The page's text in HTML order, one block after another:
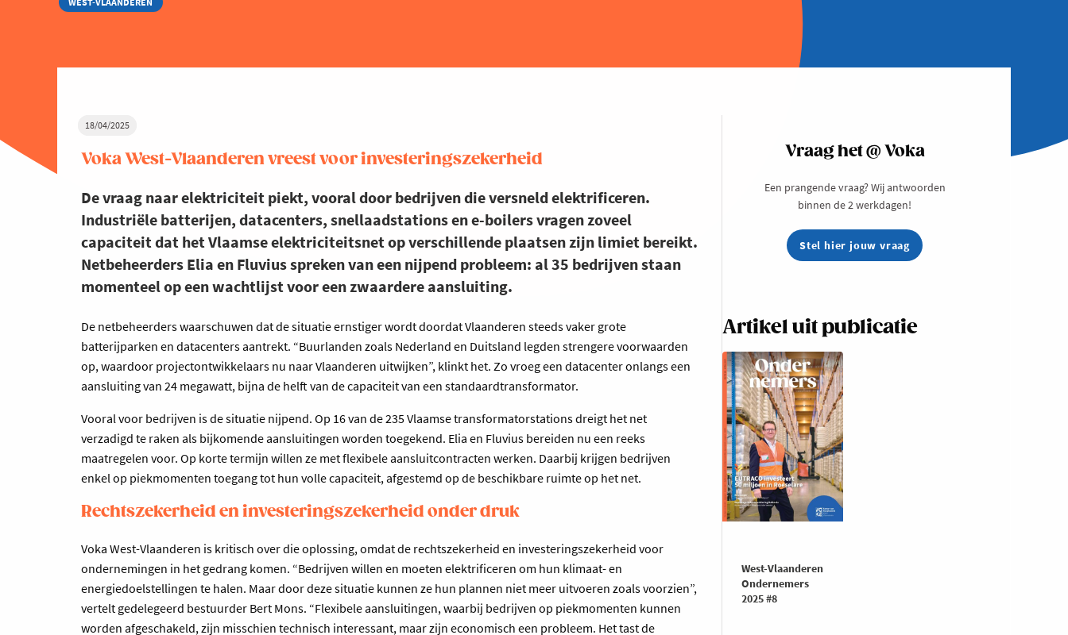
WEST-VLAANDEREN
18/04/2025
Voka West-Vlaanderen vreest voor investeringszekerheid
De vraag naar elektriciteit piekt, vooral door bedrijven die versneld elektrificeren.
Industriële batterijen, datacenters, snellaadstations en e-boilers vragen zoveel
capaciteit dat het Vlaamse elektriciteitsnet op verschillende plaatsen zijn limiet bereikt.
Netbeheerders Elia en Fluvius spreken van een nijpend probleem: al 35 bedrijven staan
momenteel op een wachtlijst voor een zwaardere aansluiting.
De netbeheerders waarschuwen dat de situatie ernstiger wordt doordat Vlaanderen steeds vaker grote
batterijparken en datacenters aantrekt. “Buurlanden zoals Nederland en Duitsland legden strengere voorwaarden
op, waardoor projectontwikkelaars nu naar Vlaanderen uitwijken”, klinkt het. Zo vroeg een datacenter onlangs een
aansluiting van 24 megawatt, bijna de helft van de capaciteit van een standaardtransformator.
Vooral voor bedrijven is de situatie nijpend. Op 16 van de 235 Vlaamse transformatorstations dreigt het net
verzadigd te raken als bijkomende aansluitingen worden toegekend. Elia en Fluvius bereiden nu een reeks
maatregelen voor. Op korte termijn willen ze met flexibele aansluitcontracten werken. Daarbij krijgen bedrijven
enkel op piekmomenten toegang tot hun volle capaciteit, afgestemd op de beschikbare ruimte op het net.
Rechtszekerheid en investeringszekerheid onder druk
Voka West-Vlaanderen is kritisch over die oplossing, omdat de rechtszekerheid en investeringszekerheid voor
ondernemingen in het gedrang komen. “Bedrijven willen en moeten elektrificeren om hun klimaat- en
energiedoelstellingen te halen. Maar door deze situatie kunnen ze hun plannen niet meer uitvoeren zoals voorzien”,
vertelt gedelegeerd bestuurder Bert Mons. “Flexibele aansluitingen, waarbij bedrijven op piekmomenten kunnen
worden afgeschakeld, zijn misschien technisch interessant, maar zijn economisch een probleem. Het tast de
Vraag het @ Voka
Een prangende vraag? Wij antwoorden
binnen de 2 werkdagen!
Stel hier jouw vraag
Artikel uit publicatie
West-Vlaanderen
Ondernemers
2025 #8